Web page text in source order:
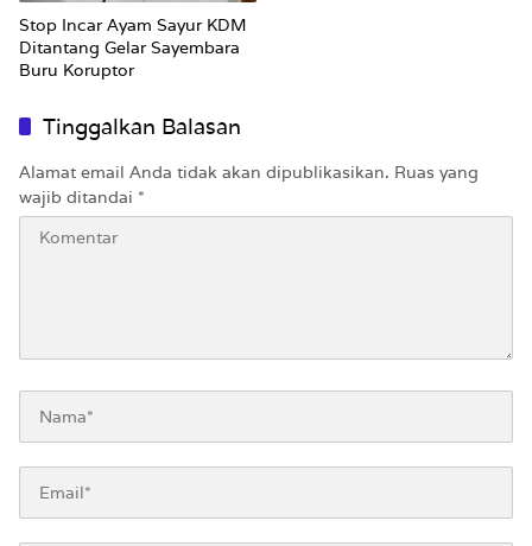
Stop Incar Ayam Sayur KDM
Ditantang Gelar Sayembara
Buru Koruptor
Tinggalkan Balasan
Alamat email Anda tidak akan dipublikasikan. Ruas yang
wajib ditandai *